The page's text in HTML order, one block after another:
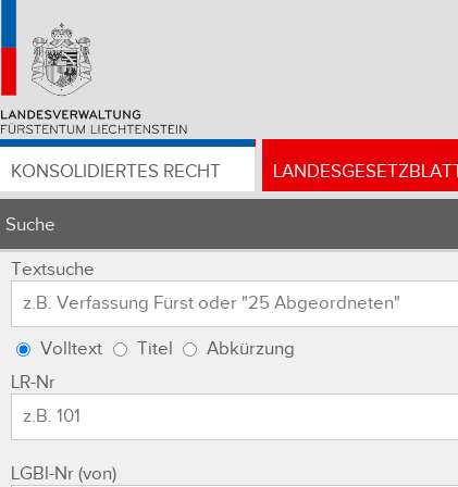
KONSOLIDIERTES RECHT
Suche
Textsuche
Volltext Titel
Abkürzung
LR-Nr
LGBl-Nr (von)